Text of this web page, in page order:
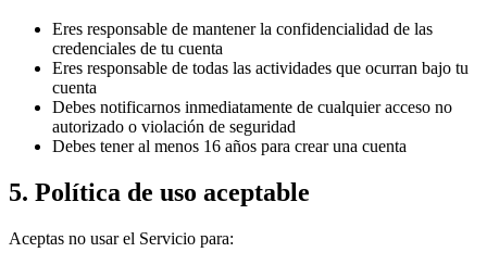
Eres responsable de mantener la confidencialidad de las
credenciales de tu cuenta
Eres responsable de todas las actividades que ocurran bajo tu
cuenta
Debes notificarnos inmediatamente de cualquier acceso no
autorizado o violación de seguridad
Debes tener al menos 16 años para crear una cuenta
5. Política de uso aceptable
Aceptas no usar el Servicio para: